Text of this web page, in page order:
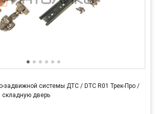
задвижной системы ДТС / DTC R01 Трек-Про /
складную дверь